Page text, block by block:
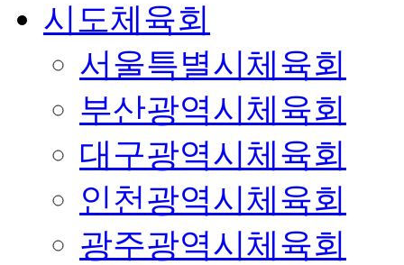
시도체육회
서울특별시체육회
부산광역시체육회
대구광역시체육회
인천광역시체육회
광주광역시체육회